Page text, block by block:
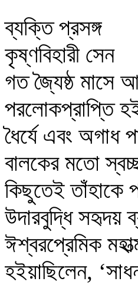
ব্যক্তি প্রসঙ্গ
কৃষ্ণবিহারী সেন
গত জ্যৈষ্ঠ মাসে
পরলোকপ্রাপ্তি
ধৈর্যে এবং অগাধ
বালকের মতো
কিছুতেই তাঁহাকে
উদারবুদ্ধি সহৃদয়
ঈশ্বরপ্রেমিক
হইয়াছিলেন,